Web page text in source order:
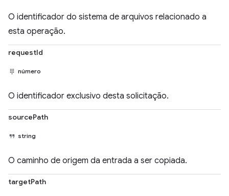
O identificador do sistema de arquivos relacionado a
esta operação.
requestId
número
O identificador exclusivo desta solicitação.
sourcePath
string
O caminho de origem da entrada a ser copiada.
targetPath